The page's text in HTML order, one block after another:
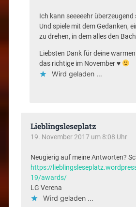
Ich kann seeeeehr überzeugend
Und spiele mit dem Gedanken,
zu drehen, in dem alles den
Liebsten Dank für deine
das richtige im November ♥
Wird geladen …
Lieblingsleseplatz
19. November 2017 um 8:08 Uhr
Neugierig auf meine Antworten?
https://
19/awards/
LG Verena
Wird geladen …